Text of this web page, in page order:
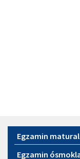
Menu
Egzamin
Egzamin